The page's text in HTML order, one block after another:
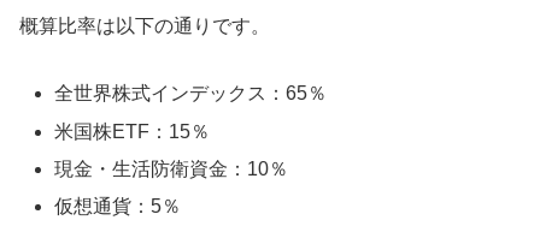
概算比率は以下の通りです。
全世界株式インデックス：65％
米国株ETF：15％
現金・生活防衛資金：10％
仮想通貨：5％